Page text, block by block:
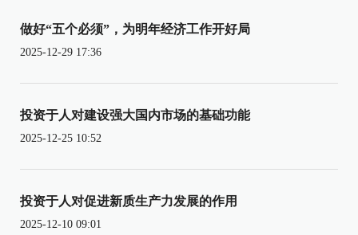
做好“五个必须”，为明年经济工作开好局
2025-12-29 17:36
投资于人对建设强大国内市场的基础功能
2025-12-25 10:52
投资于人对促进新质生产力发展的作用
2025-12-10 09:01